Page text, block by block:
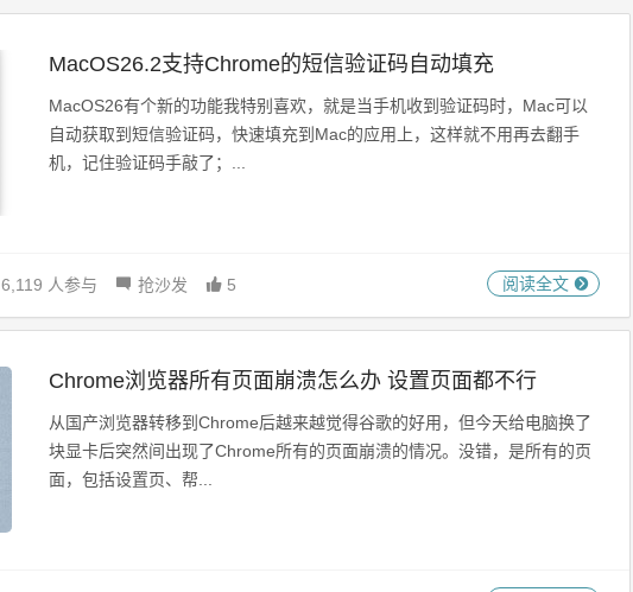
MacOS26.2支持Chrome的短信验证码自动填充
MacOS26有个新的功能我特别喜欢，就是当手机收到验证码时，Mac可以
自动获取到短信验证码，快速填充到Mac的应用上，这样就不用再去翻手
机，记住验证码手敲了；...
阅读全文
6,119 人参与 抢沙发 5
Chrome浏览器所有页面崩溃怎么办 设置页面都不行
从国产浏览器转移到Chrome后越来越觉得谷歌的好用，但今天给电脑换了
块显卡后突然间出现了Chrome所有的页面崩溃的情况。没错，是所有的页
面，包括设置页、帮...